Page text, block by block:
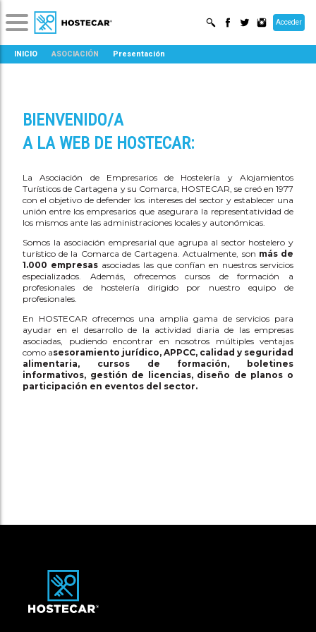
Acceder
INICIO ASOCIACIÓN Presentación
BIENVENIDO/A
A LA WEB DE HOSTECAR:
La Asociación de Empresarios de Hostelería y Alojamientos
Turísticos de Cartagena y su Comarca, HOSTECAR, se creó en 1977
con el objetivo de defender los intereses del sector y establecer una
unión entre los empresarios que asegurara la representatividad de
los mismos ante las administraciones locales y autonómicas.
Somos la asociación empresarial que agrupa al sector hostelero y
turístico de la Comarca de Cartagena. Actualmente, son más de
1.000 empresasasociadas las que confían en nuestros servicios
especializados. Además, ofrecemos cursos de formación a
profesionales de hostelería dirigido por nuestro equipo de
profesionales.
En HOSTECAR ofrecemos una amplia gama de servicios para
ayudar en el desarrollo de la actividad diaria de las empresas
asociadas, pudiendo encontrar en nosotros múltiples ventajas
como asesoramiento jurídico, APPCC, calidad y seguridad
alimentaria, cursos de formación, boletines
informativos, gestión de licencias, diseño de planos o
participación en eventos del sector.